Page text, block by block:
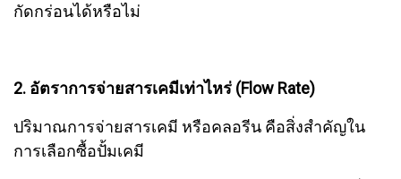
กัดกร่อนได้หรือไม่
2. อัตราการจ่ายสารเคมีเท่าไหร่ (Flow Rate)
ปริมาณการจ่ายสารเคมี หรือคลอรีน คือสิ่งสำคัญใน
การเลือกซื้อปั้มเคมี